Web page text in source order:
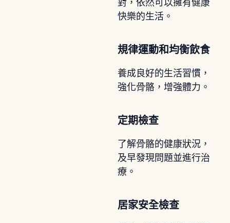
對，依然可以擁有健康
快樂的生活。
規律運動和均衡飲食
養成良好的生活習慣，
強化骨骼，增強體力。
定期檢查
了解骨骼的健康狀況，
及早發現問題並進行治
療。
居家安全檢查